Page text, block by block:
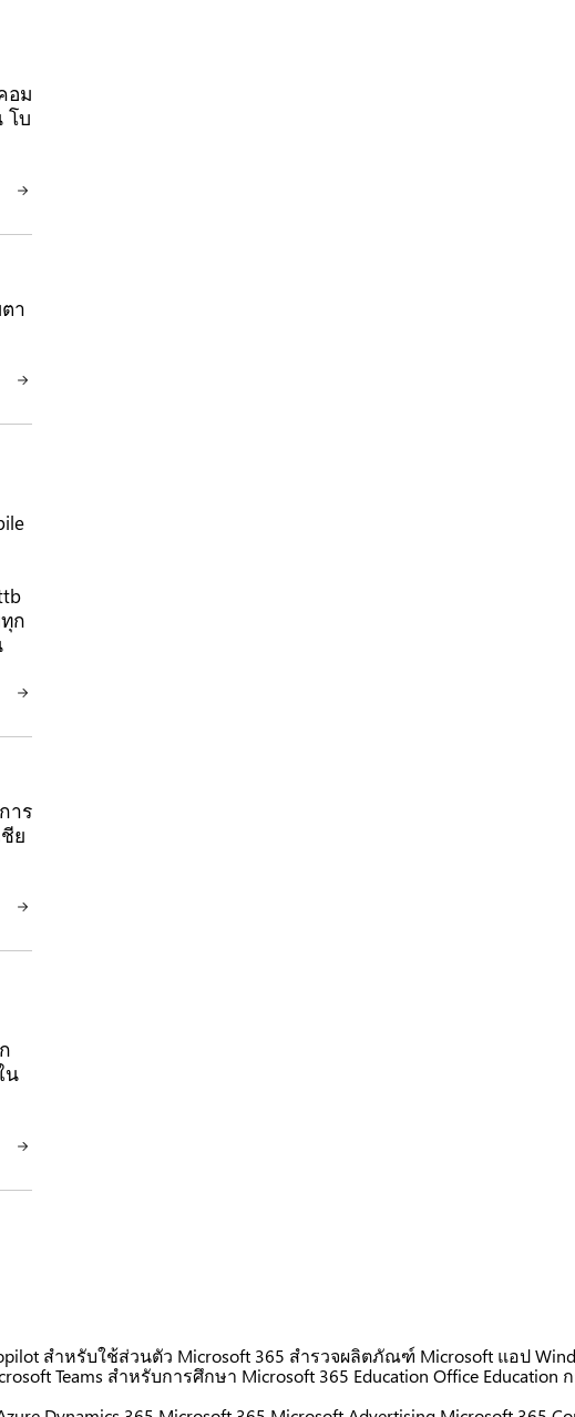
อม
โบ
า
ก
าร
ย
น
สำหรับใช้ส่วนตัว Microsoft 365 สำรวจผลิตภัณฑ์ Microsoft แอป
Teams สำหรับการศึกษา Microsoft 365 Education Office Education